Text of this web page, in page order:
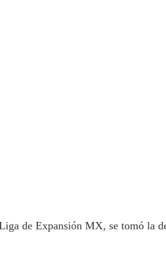
de Expansión MX, se tomó la